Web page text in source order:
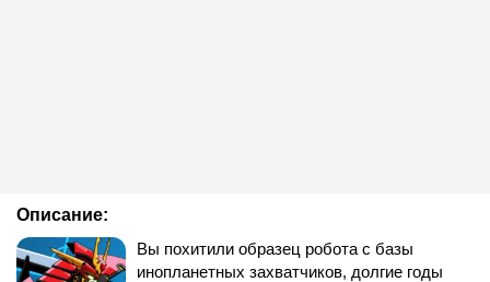
Описание:
Вы похитили образец робота с базы
инопланетных захватчиков, долгие годы